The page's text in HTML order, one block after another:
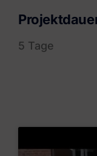
5 Tage